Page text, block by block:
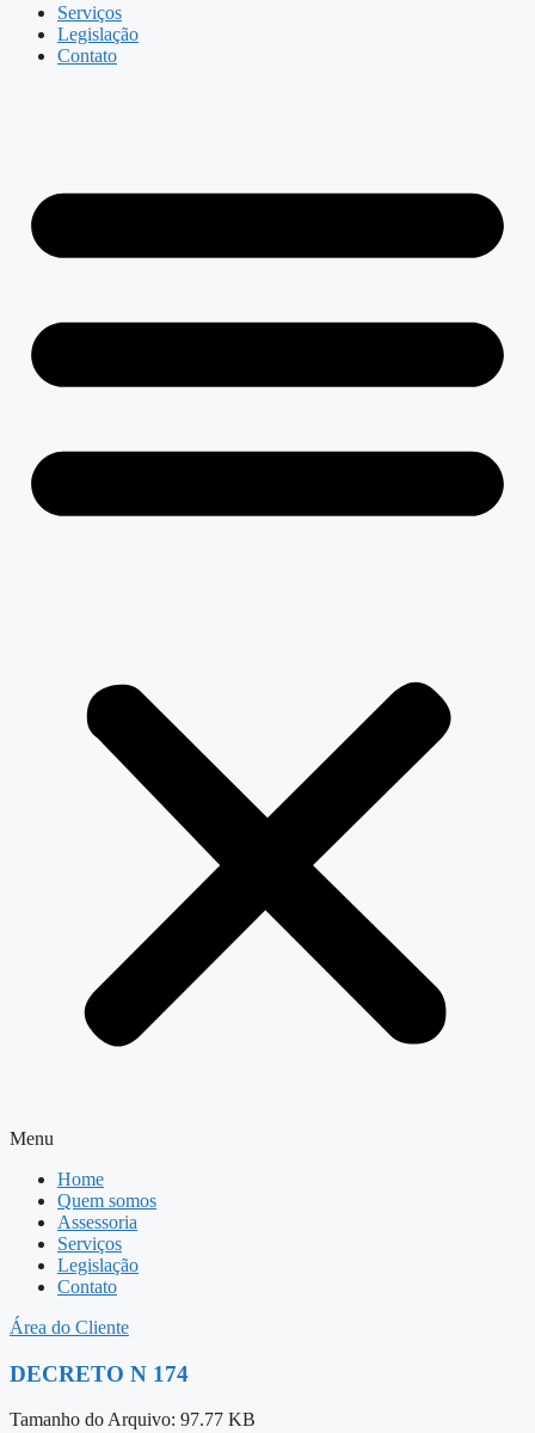
Serviços
Legislação
Contato
Menu
Home
Quem somos
Assessoria
Serviços
Legislação
Contato
Área do Cliente
DECRETO N 174
Tamanho do Arquivo: 97.77 KB